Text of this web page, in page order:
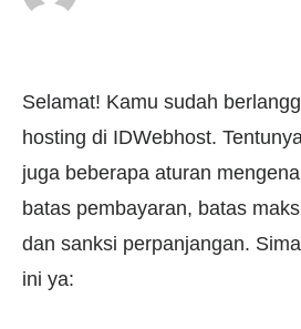
Selamat! Kamu sudah
hosting di IDWebhost.
juga beberapa aturan
batas pembayaran, batas
dan sanksi perpanjangan.
ini ya: